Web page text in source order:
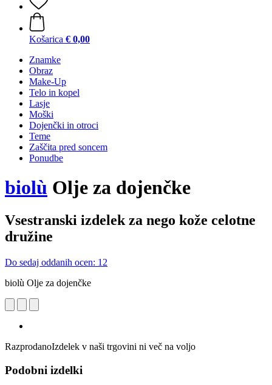
Košarica € 0,00
Znamke
Obraz
Make-Up
Telo in kopel
Lasje
Moški
Dojenčki in otroci
Teme
Zaščita pred soncem
Ponudbe
biolù Olje za dojenčke
Vsestranski izdelek za nego kože celotne
družine
Do sedaj oddanih ocen: 12
biolù Olje za dojenčke
RazprodanoIzdelek v naši trgovini ni več na voljo
Podobni izdelki